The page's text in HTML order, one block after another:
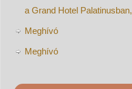
a Grand Hotel Palatinusban,
Meghívó
Meghívó